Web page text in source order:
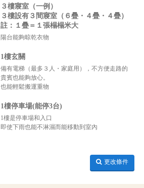
３樓寢室（一例）
３樓設有３間寢室（６疊・４疊・４疊）
註：１疊＝１張榻榻米大
陽台能夠晾乾衣物
1樓玄關
備有電梯（最多３人・家庭用），不方便走路的
貴賓也能夠放心。
也能輕鬆搬運重物
1樓停車場(能停3台)
1樓是停車場和入口
即使下雨也能不淋濕而能移動到室內
更改條件